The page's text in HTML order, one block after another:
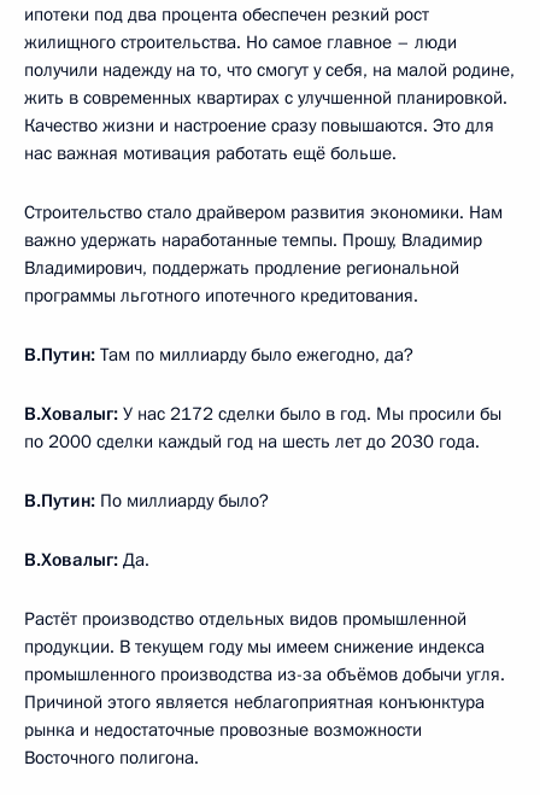
ипотеки под два процента обеспечен резкий рост
жилищного строительства. Но самое главное – люди
получили надежду на то, что смогут у себя, на малой родине,
жить в современных квартирах с улучшенной планировкой.
Качество жизни и настроение сразу повышаются. Это для
нас важная мотивация работать ещё больше.
Строительство стало драйвером развития экономики. Нам
важно удержать наработанные темпы. Прошу, Владимир
Владимирович, поддержать продление региональной
программы льготного ипотечного кредитования.
В.Путин: Там по миллиарду было ежегодно, да?
В.Ховалыг: У нас 2172 сделки было в год. Мы просили бы
по 2000 сделки каждый год на шесть лет до 2030 года.
В.Путин: По миллиарду было?
В.Ховалыг: Да.
Растёт производство отдельных видов промышленной
продукции. В текущем году мы имеем снижение индекса
промышленного производства из-за объёмов добычи угля.
Причиной этого является неблагоприятная конъюнктура
рынка и недостаточные провозные возможности
Восточного полигона.